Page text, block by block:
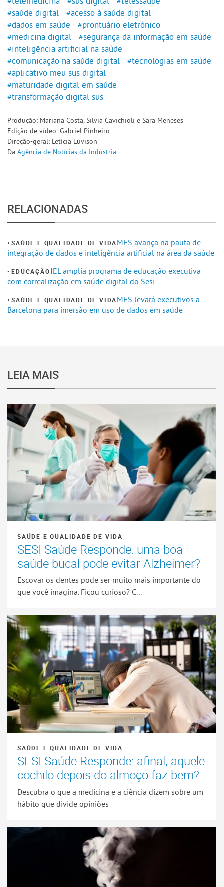
#saúde digital
#acesso à saúde digital
#dados em saúde
#prontuário eletrônico
#medicina digital
#segurança da informação em saúde
#inteligência artificial na saúde
#comunicação na saúde digital
#tecnologias em saúde
#aplicativo meu sus digital
#maturidade digital em saúde
#transformação digital sus
Produção: Mariana Costa, Silvia Cavichioli e Sara Meneses
Edição de vídeo: Gabriel Pinheiro
Direção-geral: Letícia Luvison
Da Agência de Notícias da Indústria
RELACIONADAS
SAÚDE E QUALIDADE DE VIDAMES avança na pauta de
integração de dados e inteligência artificial na área da saúde
EDUCAÇÃOIEL amplia programa de educação executiva
com correalização em saúde digital do Sesi
SAÚDE E QUALIDADE DE VIDAMES levará executivos a
Barcelona para imersão em uso de dados em saúde
LEIA MAIS
SAÚDE E QUALIDADE DE VIDA
SESI Saúde Responde: uma boa
saúde bucal pode evitar Alzheimer?
Escovar os dentes pode ser muito mais importante do
que você imagina. Ficou curioso? C...
SAÚDE E QUALIDADE DE VIDA
SESI Saúde Responde: afinal, aquele
cochilo depois do almoço faz bem?
Descubra o que a medicina e a ciência dizem sobre um
hábito que divide opiniões